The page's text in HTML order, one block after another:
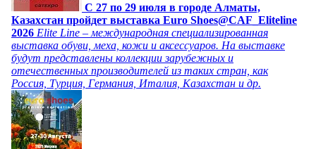
C 27 по 29 июля в городе Алматы,
Казахстан пройдет выставка Euro Shoes@CAF_Eliteline
2026 Elite Line – международная специализированная
выставка обуви, меха, кожи и аксессуаров. На выставке
будут представлены коллекции зарубежных и
отечественных производителей из таких стран, как
Россия, Турция, Германия, Италия, Казахстан и др.